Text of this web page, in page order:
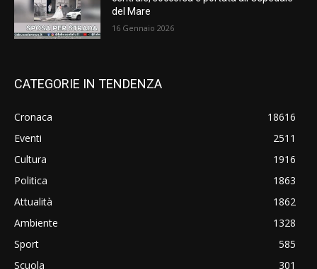
del Mare
16 Gennaio 2026
CATEGORIE IN TENDENZA
Cronaca
18616
Eventi
2511
Cultura
1916
Politica
1863
Attualità
1862
Ambiente
1328
Sport
585
Scuola
301